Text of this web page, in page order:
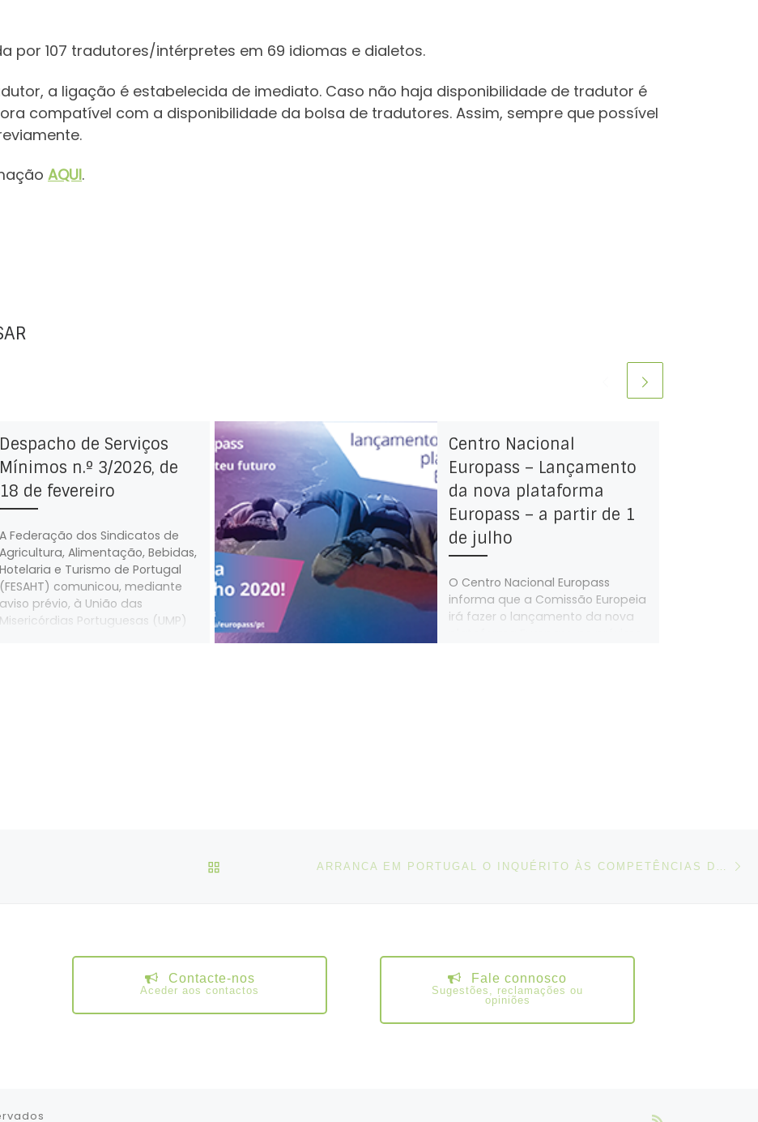
por 107 tradutores/intérpretes em 69 idiomas e dialetos.
a ligação é estabelecida de imediato. Caso não haja disponibilidade de tradutor é
compatível com a disponibilidade da bolsa de tradutores. Assim, sempre que possível
AQUI.
Despacho de Serviços
Mínimos n.º 3/2026, de
18 de fevereiro
A Federação dos Sindicatos de
Agricultura, Alimentação, Bebidas,
Hotelaria e Turismo de Portugal
(FESAHT) comunicou, mediante
aviso prévio, à União das
Misericórdias Portuguesas (UMP)
Centro Nacional
Europass – Lançamento
da nova plataforma
Europass – a partir de 1
de julho
O Centro Nacional Europass
informa que a Comissão Europeia
irá fazer o lançamento da nova
VOLTAR À LISTA DE ARTIGOS
Contacte-nos
Aceder aos contactos
Fale connosco
Sugestões, reclamações ou
opiniões